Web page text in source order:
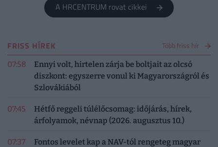
A HRCENTRUM rovat cikkei
FRISS HÍREK Több friss hír
07:58
Ennyi volt, hirtelen zárja be boltjait az olcsó
diszkont: egyszerre vonul ki Magyarországról és
Szlovákiából
07:45
Hétfő reggeli túlélőcsomag: időjárás, hírek,
árfolyamok, névnap (2026. augusztus 10.)
07:37
Fontos levelet kap a NAV-tól rengeteg magyar